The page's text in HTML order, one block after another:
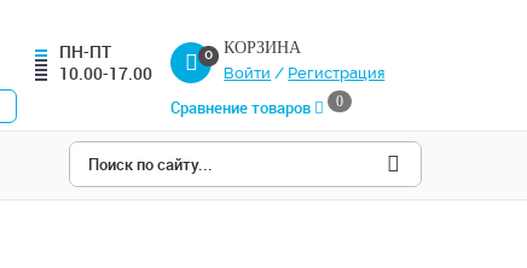
ПН-ПТ
10.00-17.00
0
КОРЗИНА
Войти / Регистрация
Сравнение товаров
0